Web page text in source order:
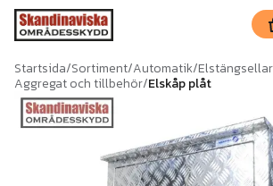
Startsida/Sortiment/Automatik/
Aggregat och tillbehör/Elskåp plåt